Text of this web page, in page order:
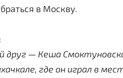
в Москву.
друг — Кеша
где он играл в